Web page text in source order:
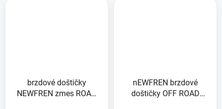
brzdové doštičky
NEWFREN zmes ROAD
nEWFREN brzdové
doštičky OFF ROAD